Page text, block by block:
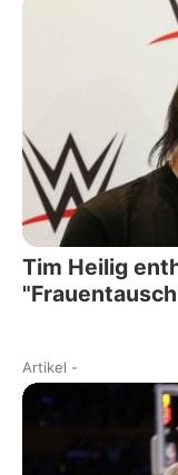
Tim Heilig
Artikel -